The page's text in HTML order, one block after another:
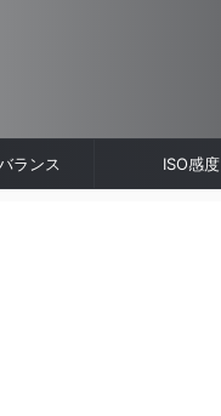
ランス ISO感度